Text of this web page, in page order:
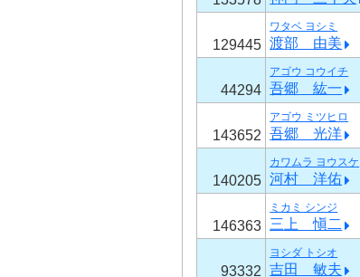
129445
ワタベ ヨシミ
渡部 由美
44294
アゴウ コウイチ
吾郷 紘一
143652
アゴウ ミツヒロ
吾郷 光洋
140205
カワムラ ヨウスケ
河村 洋佑
146363
ミカミ シンジ
三上 愼二
93332
ヨシダ トシオ
吉田 敏夫